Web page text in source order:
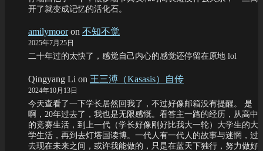
开了就变成记忆的活化石。
amilymooron 不知不觉
2025年7月25日
二十年过的太快了，感觉自己内心的感觉还停留在原地 lol
Qingyang Li on 王三溥（Kasasis）自传
2024年10月13日
今天查看了一下学长居然回我了，不过好像邮箱没有提醒。 是
啊，20年过去了，我也是无限感慨。看答主一路的经历，从高中
的竞赛生活，到上一代（学长好像刚好比我大一轮）大学生的大
学生活，再到去灯塔国读博。一代人有一代人的故事与迷惘，过
去现在未来之间，或许我能做的，只是在蓝天下独行，努力做好